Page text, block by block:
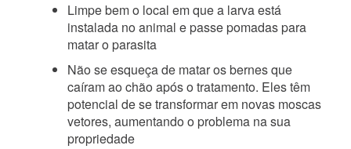
Limpe bem o local em que a larva está
instalada no animal e passe pomadas para
matar o parasita
Não se esqueça de matar os bernes que
caíram ao chão após o tratamento. Eles têm
potencial de se transformar em novas moscas
vetores, aumentando o problema na sua
propriedade